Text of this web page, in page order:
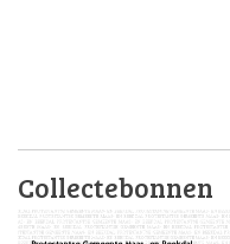
Collectebonnen